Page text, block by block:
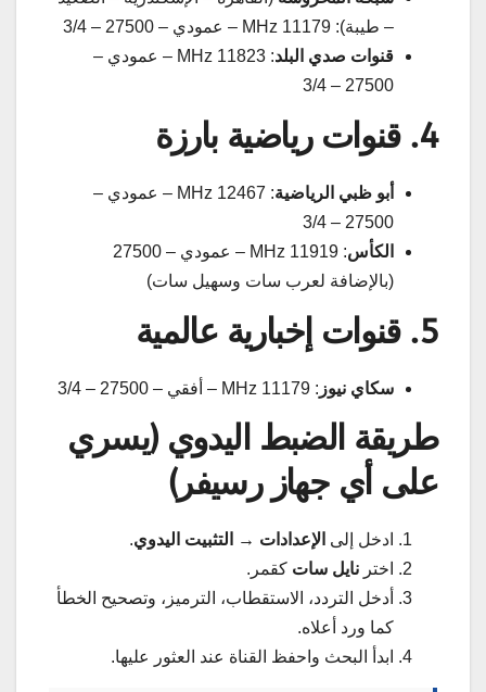
– طيبة): 11179 MHz – عمودي – 27500 – 3/4
قنوات صدي البلد
: 11823 MHz – عمودي –
27500 – 3/4
4. قنوات رياضية بارزة
أبو ظبي الرياضية
: 12467 MHz – عمودي –
27500 – 3/4
الكأس
: 11919 MHz – عمودي – 27500
(بالإضافة لعرب سات وسهيل سات)
5. قنوات إخبارية عالمية
سكاي نيوز : 11179 MHz – أفقي – 27500 – 3/4
طريقة الضبط اليدوي (يسري
على أي جهاز رسيفر)
ادخل إلى الإعدادات → التثبيت اليدوي.
اختر نايل سات كقمر.
أدخل التردد، الاستقطاب، الترميز، وتصحيح الخطأ
كما ورد أعلاه.
ابدأ البحث واحفظ القناة عند العثور عليها.